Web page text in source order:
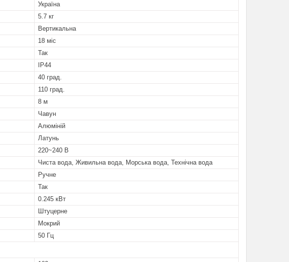
Україна
5.7 кг
Вертикальна
18 міс
Так
IP44
40 град.
110 град.
8 м
Чавун
Алюміній
Латунь
220~240 В
Чиста вода, Живильна вода, Морська вода, Технічна вода
Ручне
Так
0.245 кВт
Штуцерне
Мокрий
50 Гц